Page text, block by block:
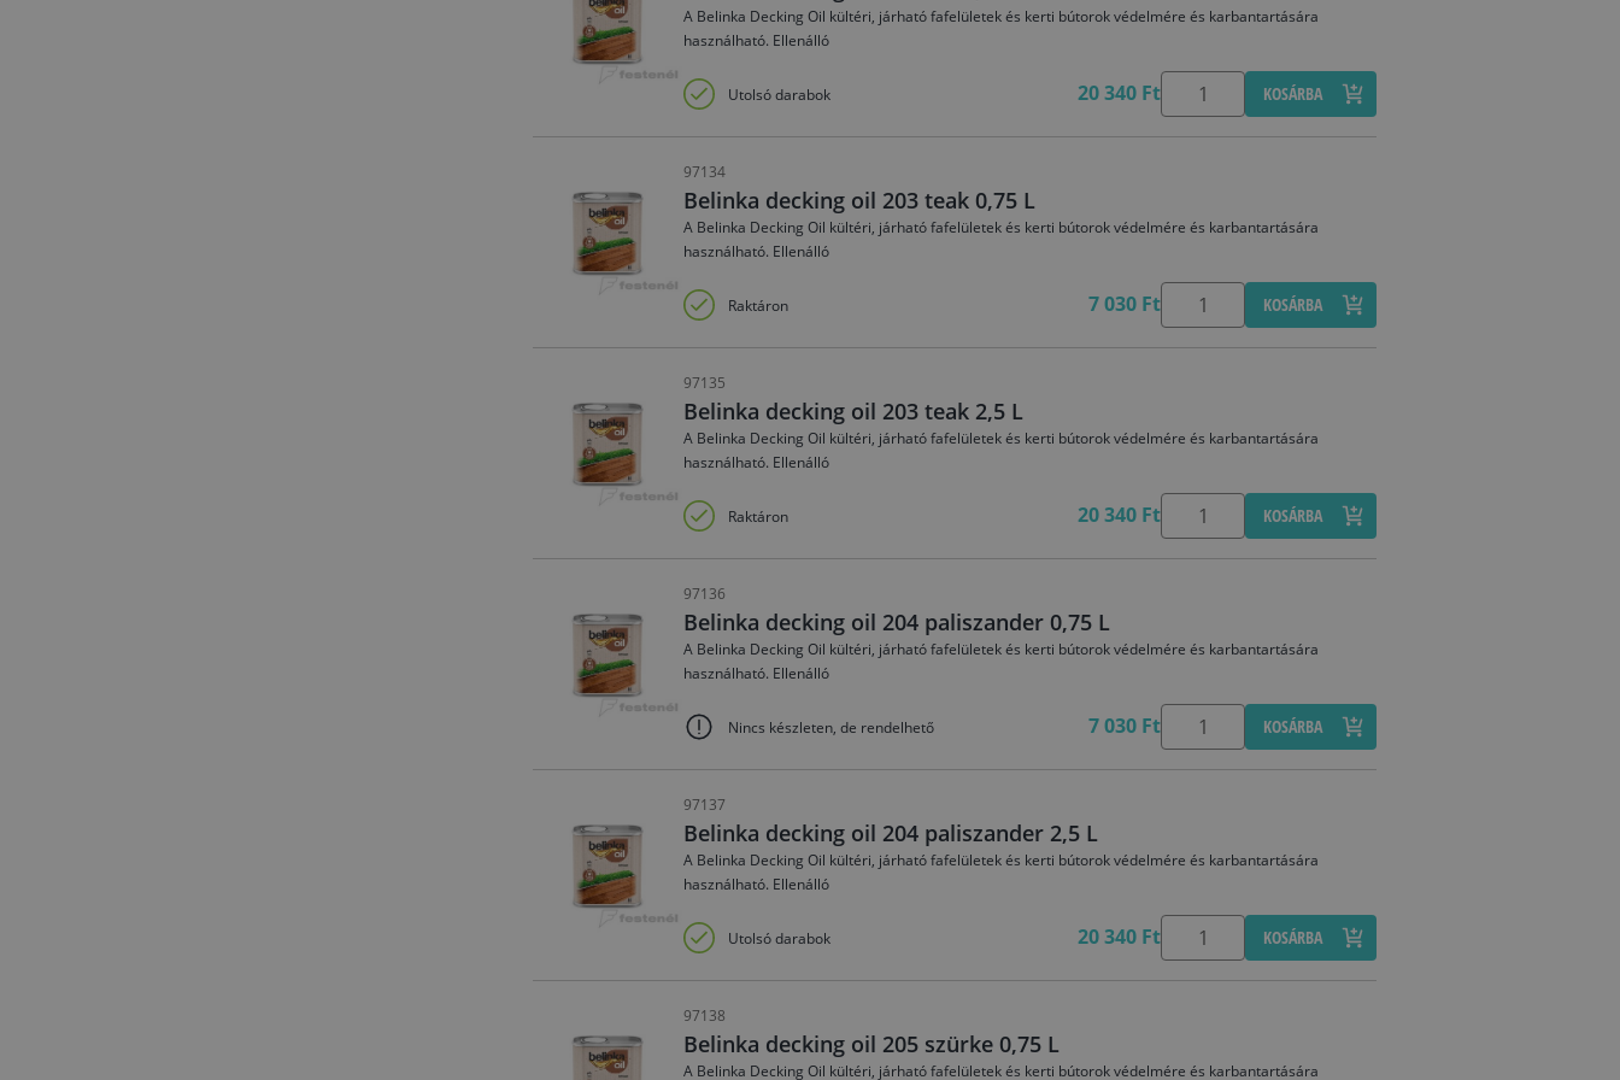
A Belinka Decking Oil kültéri, járható fafelületek és kerti bútorok védelmére és karbantartására
használható. Ellenálló
Utolsó darabok 20 340 Ft KOSÁRBA
97134
Belinka decking oil 203 teak 0,75 L
A Belinka Decking Oil kültéri, járható fafelületek és kerti bútorok védelmére és karbantartására
használható. Ellenálló
Raktáron 7 030 Ft KOSÁRBA
97135
Belinka decking oil 203 teak 2,5 L
A Belinka Decking Oil kültéri, járható fafelületek és kerti bútorok védelmére és karbantartására
használható. Ellenálló
Raktáron 20 340 Ft KOSÁRBA
97136
Belinka decking oil 204 paliszander 0,75 L
A Belinka Decking Oil kültéri, járható fafelületek és kerti bútorok védelmére és karbantartására
használható. Ellenálló
Nincs készleten, de rendelhető 7 030 Ft KOSÁRBA
97137
Belinka decking oil 204 paliszander 2,5 L
A Belinka Decking Oil kültéri, járható fafelületek és kerti bútorok védelmére és karbantartására
használható. Ellenálló
Utolsó darabok 20 340 Ft KOSÁRBA
97138
Belinka decking oil 205 szürke 0,75 L
A Belinka Decking Oil kültéri, járható fafelületek és kerti bútorok védelmére és karbantartására